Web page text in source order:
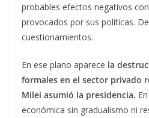
probables efectos negativos
provocados por sus políticas.
cuestionamientos.
En ese plano aparece la
formales en el sector privado
Milei asumió la presidencia.
económica sin gradualismo ni